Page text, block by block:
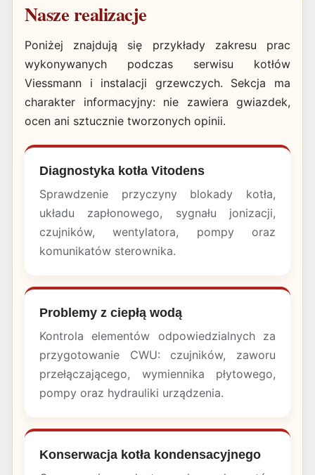
Nasze realizacje
Poniżej znajdują się przykłady zakresu prac
wykonywanych podczas serwisu kotłów
Viessmann i instalacji grzewczych. Sekcja ma
charakter informacyjny: nie zawiera gwiazdek,
ocen ani sztucznie tworzonych opinii.
Diagnostyka kotła Vitodens
Sprawdzenie przyczyny blokady kotła,
układu zapłonowego, sygnału jonizacji,
czujników, wentylatora, pompy oraz
komunikatów sterownika.
Problemy z ciepłą wodą
Kontrola elementów odpowiedzialnych za
przygotowanie CWU: czujników, zaworu
przełączającego, wymiennika płytowego,
pompy oraz hydrauliki urządzenia.
Konserwacja kotła kondensacyjnego